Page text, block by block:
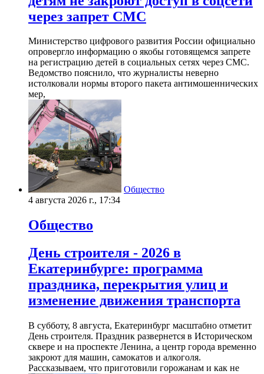
через запрет СМС
Министерство цифрового развития России официально
опровергло информацию о якобы готовящемся запрете
на регистрацию детей в социальных сетях через СМС.
Ведомство пояснило, что журналисты неверно
истолковали нормы второго пакета антимошеннических
мер,
Общество
4 августа 2026 г., 17:34
Общество
День строителя - 2026 в
Екатеринбурге: программа
праздника, перекрытия улиц и
изменение движения транспорта
В субботу, 8 августа, Екатеринбург масштабно отметит
День строителя. Праздник развернется в Историческом
сквере и на проспекте Ленина, а центр города временно
закроют для машин, самокатов и алкоголя.
Рассказываем, что приготовили горожанам и как не